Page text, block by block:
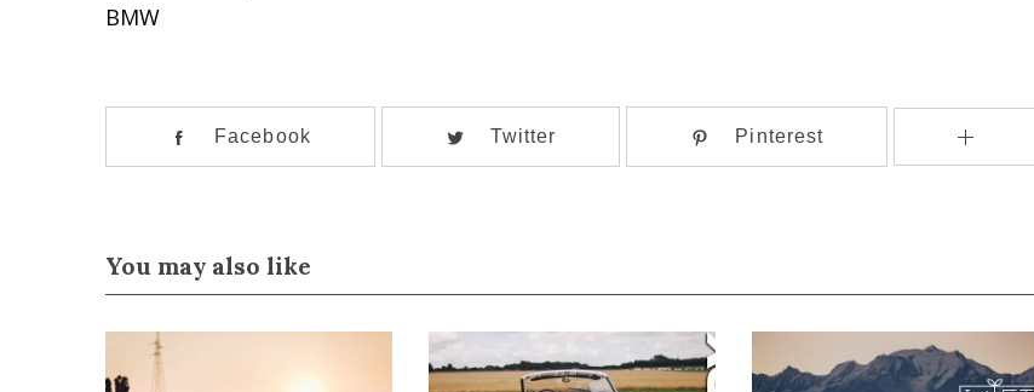
BMW
Facebook Twitter Pinterest
You may also like